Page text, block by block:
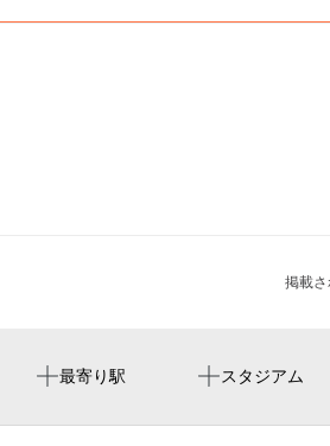
掲載
最寄り駅 スタジアム
川崎新町駅
fujitsu stadium kawasaki
エクセレントハイツ川崎第5
周辺に神社・お寺が見つかりませんでし
周辺にイベントが見つかりませんでした